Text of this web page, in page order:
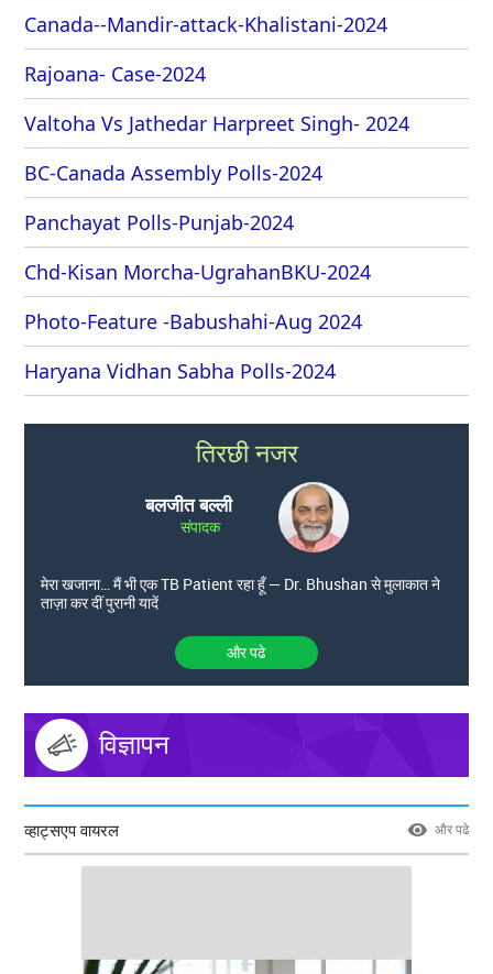
Canada--Mandir-attack-Khalistani-2024
Rajoana- Case-2024
Valtoha Vs Jathedar Harpreet Singh- 2024
BC-Canada Assembly Polls-2024
Panchayat Polls-Punjab-2024
Chd-Kisan Morcha-UgrahanBKU-2024
Photo-Feature -Babushahi-Aug 2024
Haryana Vidhan Sabha Polls-2024
तिरछी नजर
बलजीत बल्ली
संपादक
मेरा खजाना… मैं भी एक TB Patient रहा हूँ — Dr. Bhushan से मुलाकात ने
ताज़ा कर दीं पुरानी यादें
और पढे
विज्ञापन
व्हाट्सएप वायरल और पढे